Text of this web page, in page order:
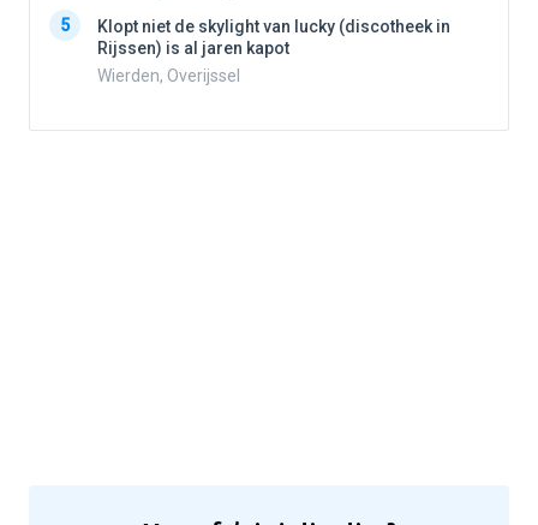
5
Klopt niet de skylight van lucky (discotheek in
Rijssen) is al jaren kapot
Wierden, Overijssel